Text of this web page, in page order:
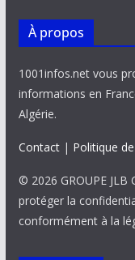
À propos
1001infos.net vous
informations en
Algérie.
Contact| Politique
© 2026 GROUPE JLB
protéger la
conformément à la